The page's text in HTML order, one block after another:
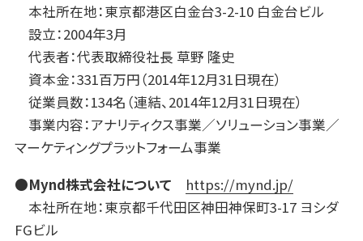
本社所在地：東京都港区白金台3-2-10 白金台ビル
設立：2004年3月
代表者：代表取締役社長 草野 隆史
資本金：331百万円（2014年12月31日現在）
従業員数：134名（連結、2014年12月31日現在）
事業内容：アナリティクス事業／ソリューション事業／
マーケティングプラットフォーム事業
●Mynd株式会社について
https://mynd.jp/
本社所在地：東京都千代田区神田神保町3-17 ヨシダ
FGビル